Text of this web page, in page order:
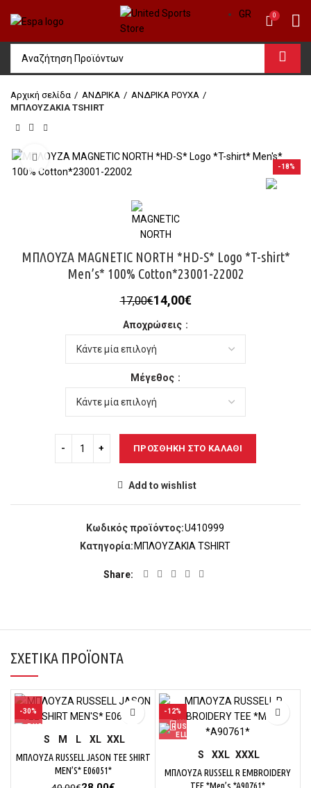
GR 0
Αρχική σελίδα ΑΝΔΡΙΚΑ
ΑΝΔΡΙΚΑ ΡΟΥΧΑ
ΜΠΛΟΥΖΑΚΙΑ TSHIRT
-18%
Click to enlarge
ΜΠΛΟΥΖΑ MAGNETIC NORTH *HD-S* Logo *T-shirt*
Men’s* 100% Cotton*23001-22002
17,00€Original
was:
17,00€.
14,00€Η
Αποχρώσεις
Μέγεθος
ΠΡΟΣΘΉΚΗ ΣΤΟ ΚΑΛΆΘΙ
Add to wishlist
Κωδικός προϊόντος:U410999
Κατηγορία: ΜΠΛΟΥΖΑΚΙΑ TSHIRT
Share
ΣΧΕΤΙΚΆ ΠΡΟΪΌΝΤΑ
-30%
S M L XL XXL
ΜΠΛΟΥΖΑ RUSSELL JASON TEE SHIRT
MEN’S* E06051*
-12%
S XXL XXXL
ΜΠΛΟΥΖΑ RUSSELL R EMBROIDERY